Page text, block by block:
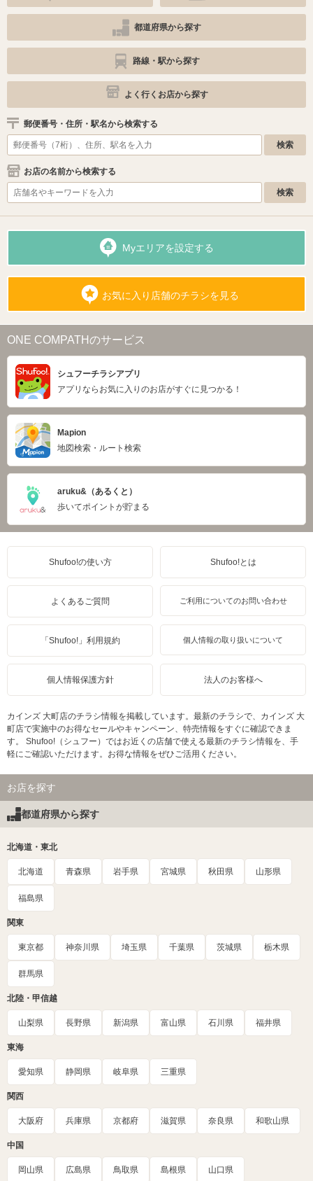
都道府県から探す
路線・駅から探す
よく行くお店から探す
郵便番号・住所・駅名から検索する
お店の名前から検索する
Myエリアを設定する
お気に入り店舗のチラシを見る
ONE COMPATHのサービス
シュフーチラシアプリ
アプリならお気に入りのお店がすぐに見つかる！
Mapion
地図検索・ルート検索
aruku&（あるくと）
歩いてポイントが貯まる
Shufoo!の使い方 Shufoo!とは
よくあるご質問 ご利用についてのお問い合わせ
「Shufoo!」利用規約 個人情報の取り扱いについて
個人情報保護方針 法人のお客様へ
カインズ 大町店のチラシ情報を掲載しています。最新のチラシで、カインズ 大
町店で実施中のお得なセールやキャンペーン、特売情報をすぐに確認できま
す。 Shufoo!（シュフー）ではお近くの店舗で使える最新のチラシ情報を、手
軽にご確認いただけます。お得な情報をぜひご活用ください。
お店を探す
都道府県から探す
北海道・東北
北海道 青森県 岩手県 宮城県 秋田県 山形県
福島県
関東
東京都 神奈川県 埼玉県 千葉県 茨城県 栃木県
群馬県
北陸・甲信越
山梨県 長野県 新潟県 富山県 石川県 福井県
東海
愛知県 静岡県 岐阜県 三重県
関西
大阪府 兵庫県 京都府 滋賀県 奈良県 和歌山県
中国
岡山県 広島県 鳥取県 島根県 山口県